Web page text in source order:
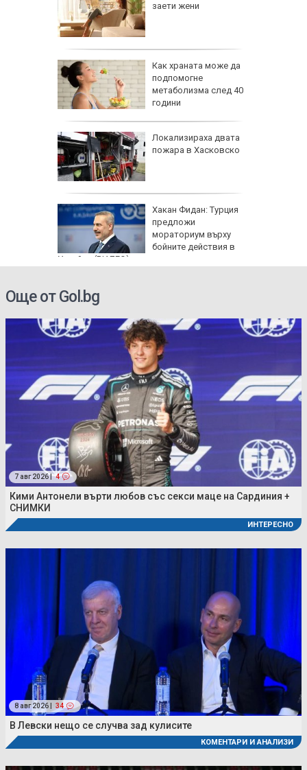
заети жени
Как храната може да
подпомогне
метаболизма след 40
години
Локализираха двата
пожара в Хасковско
Хакан Фидан: Турция
предложи
мораториум върху
бойните действия в
Украйна (ВИДЕО)
Още от Gol.bg
7 авг 2026 | 4
Кими Антонели върти любов със секси маце на Сардиния +
СНИМКИ
ИНТЕРЕСНО
8 авг 2026 | 34
В Левски нещо се случва зад кулисите
КОМЕНТАРИ И АНАЛИЗИ